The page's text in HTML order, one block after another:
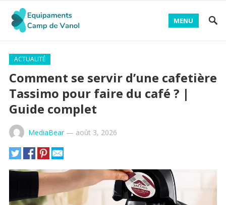
MENU
ACTUALITÉ
Comment se servir d’une cafetière
Tassimo pour faire du café ? |
Guide complet
MediaBear— août 3, 2026